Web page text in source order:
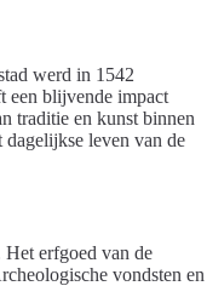
werd in 1542
een blijvende impact
traditie en kunst binnen
dagelijkse leven van de
erfgoed van de
vondsten en